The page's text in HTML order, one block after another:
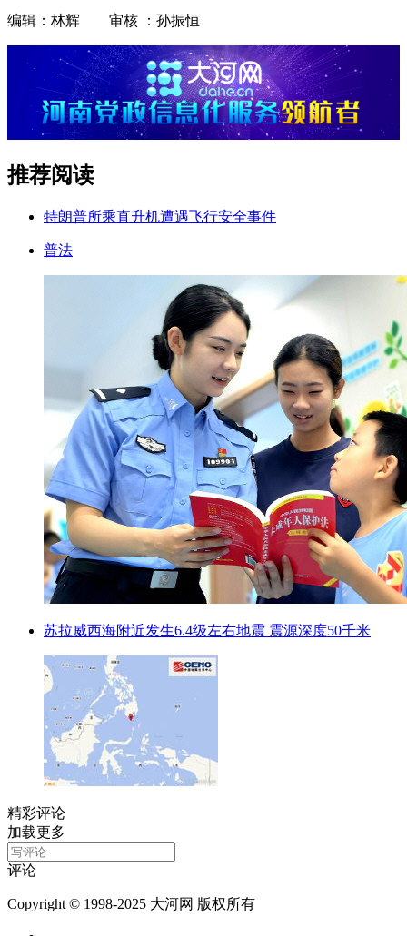
编辑：林辉 审核 ：孙振恒
推荐阅读
特朗普所乘直升机遭遇飞行安全事件
普法
苏拉威西海附近发生6.4级左右地震 震源深度50千米
精彩评论
加载更多
评论
Copyright © 1998-2025 大河网 版权所有